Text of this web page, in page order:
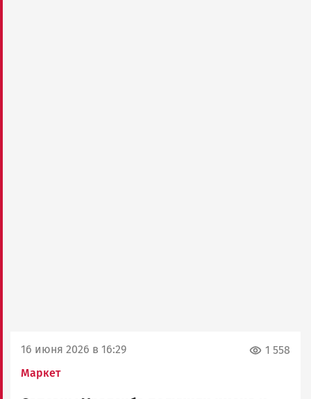
16 июня 2026 в 16:29
Маркет
1 558